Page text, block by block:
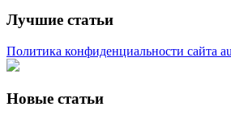
Лучшие статьи
Политика конфиденциальности сайта
Новые статьи